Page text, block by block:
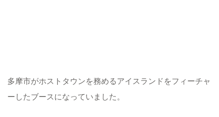
多摩市がホストタウンを務めるアイスランドをフィーチャ
ーしたブースになっていました。